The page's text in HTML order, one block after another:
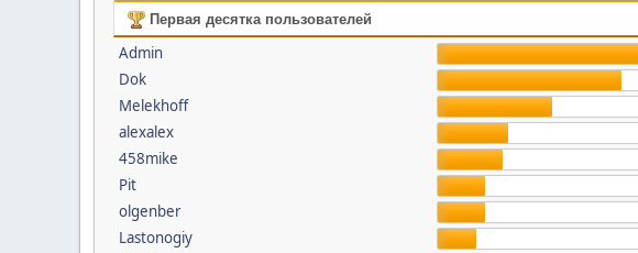
Первая десятка пользователей
Admin
Dok
Melekhoff
alexalex
458mike
Pit
olgenber
Lastonogiy